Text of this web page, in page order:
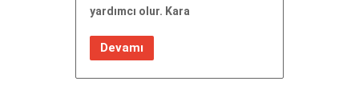
yardımcı olur. Kara
Devamı